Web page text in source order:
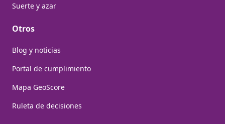
Suerte y azar
Otros
Blog y noticias
Portal de cumplimiento
Mapa GeoScore
Ruleta de decisiones